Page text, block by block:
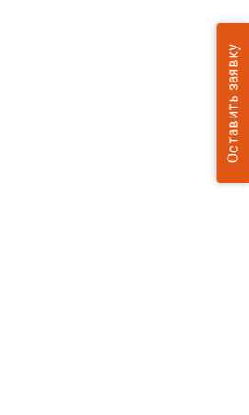
Оставить заявку